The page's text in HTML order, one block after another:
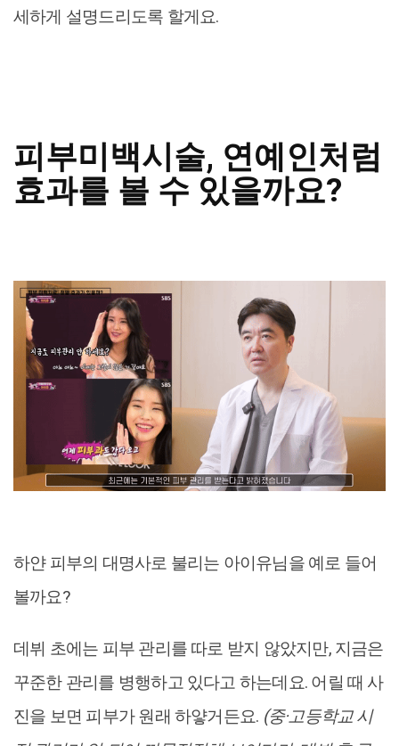
세하게 설명드리도록 할게요.
피부미백시술, 연예인처럼
효과를 볼 수 있을까요?
하얀 피부의 대명사로 불리는 아이유님을 예로 들어
볼까요?
데뷔 초에는 피부 관리를 따로 받지 않았지만, 지금은
꾸준한 관리를 병행하고 있다고 하는데요. 어릴 때 사
진을 보면 피부가 원래 하얗거든요. (중·고등학교 시